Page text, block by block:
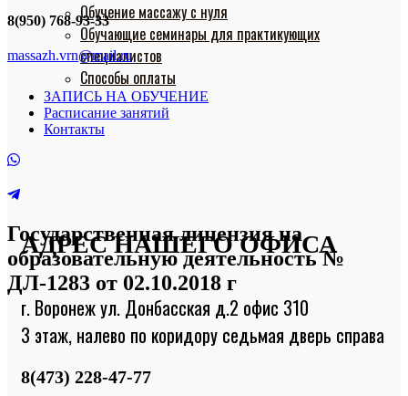
Обучение массажу с нуля
Обучающие семинары для практикующих
специалистов
Способы оплаты
ЗАПИСЬ НА ОБУЧЕНИЕ
Расписание занятий
Контакты
Государственная лицензия на
образовательную деятельность №
ДЛ-1283 от 02.10.2018 г
8(950) 768-93-33
massazh.vrn@mail.ru
АДРЕС НАШЕГО ОФИСА
г. Воронеж ул. Донбасская д.2 офис 310
3 этаж, налево по коридору седьмая дверь справа
8(473) 228-47-77